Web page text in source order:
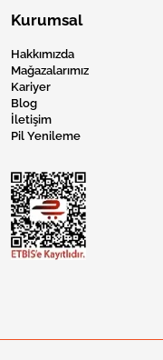
Kurumsal
Hakkımızda
Mağazalarımız
Kariyer
Blog
İletişim
Pil Yenileme